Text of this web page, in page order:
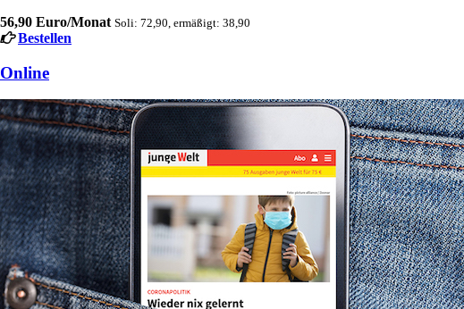
56,90 Euro/Monat Soli: 72,90, ermäßigt: 38,90
Bestellen
Online